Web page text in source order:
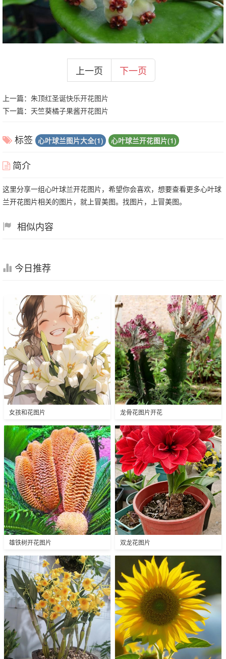
上一页 下一页
上一篇： 朱顶红圣诞快乐开花图片
下一篇： 天竺葵橘子果酱开花图片
标签 心叶球兰图片大全(1) 心叶球兰开花图片(1)
简介
这里分享一组心叶球兰开花图片，希望你会喜欢，想要查看更多心叶球
兰开花图片相关的图片，就上冒美图。找图片，上冒美图。
相似内容
今日推荐
女孩和花图片 龙骨花图片开花
雄铁树开花图片 双龙花图片